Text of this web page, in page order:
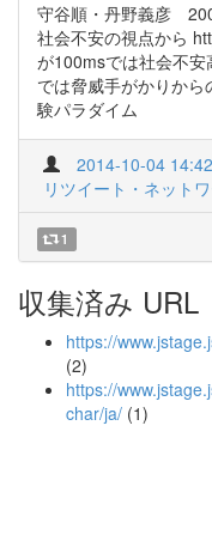
守谷順・丹野義彦
社会不安の視点から
が100msでは社会不
では脅威手がかりか
験パラダイム
2014-10-04
リツイート・ネット
1
収集済み URL
https://
(2)
https://
char/ja/ (1)